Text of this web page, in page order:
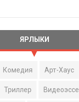
ЯРЛЫКИ
Комедия Арт-Хаус
Триллер Видеоэссе